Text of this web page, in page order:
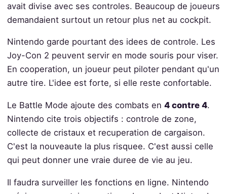
avait divise avec ses controles. Beaucoup de joueurs
demandaient surtout un retour plus net au cockpit.
Nintendo garde pourtant des idees de controle. Les
Joy-Con 2 peuvent servir en mode souris pour viser.
En cooperation, un joueur peut piloter pendant qu'un
autre tire. L'idee est forte, si elle reste confortable.
Le Battle Mode ajoute des combats en 4 contre 4.
Nintendo cite trois objectifs : controle de zone,
collecte de cristaux et recuperation de cargaison.
C'est la nouveaute la plus risquee. C'est aussi celle
qui peut donner une vraie duree de vie au jeu.
Il faudra surveiller les fonctions en ligne. Nintendo